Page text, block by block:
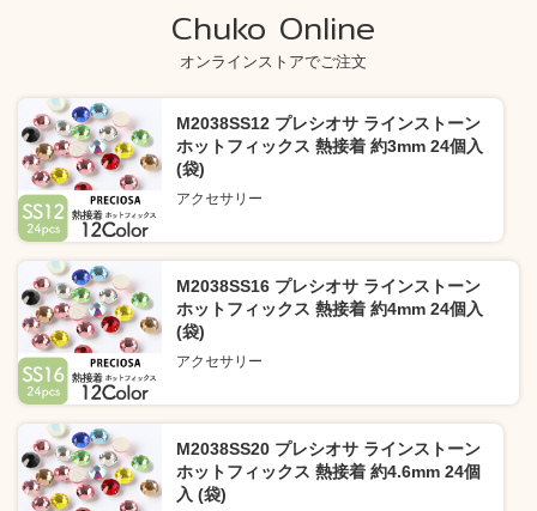
Chuko Online
オンラインストアでご注文
M2038SS12 プレシオサ ラインストーン
ホットフィックス 熱接着 約3mm 24個入
(袋)
アクセサリー
M2038SS16 プレシオサ ラインストーン
ホットフィックス 熱接着 約4mm 24個入
(袋)
アクセサリー
M2038SS20 プレシオサ ラインストーン
ホットフィックス 熱接着 約4.6mm 24個
入 (袋)